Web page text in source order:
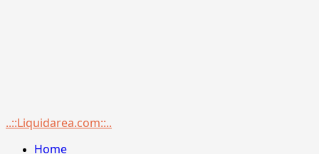
Menu
..::Liquidarea.com::..
Home